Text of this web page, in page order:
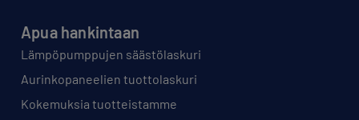
Apua hankintaan
Lämpöpumppujen säästölaskuri
Aurinkopaneelien tuottolaskuri
Kokemuksia tuotteistamme